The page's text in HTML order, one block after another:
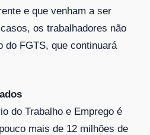
e que venham a ser
os trabalhadores não
do FGTS, que continuará
do Trabalho e Emprego é
mais de 12 milhões de